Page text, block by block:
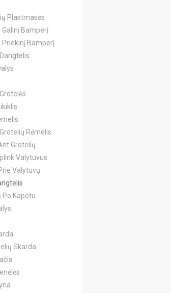
Plastmasės
Bamperį
Priekinį Bamperį
Rėmelis
Grotelių
Valytuvus
Valytuvų
Po Kapotu
Skarda